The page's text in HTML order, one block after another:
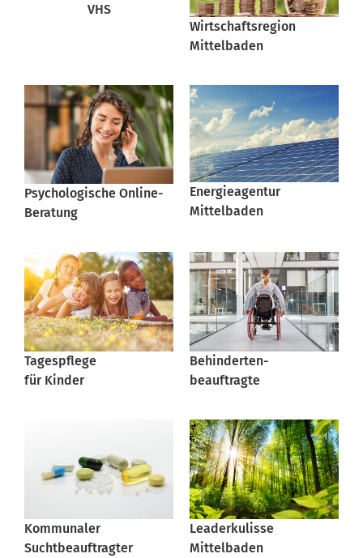
VHS
Wirtschaftsregion
Mittelbaden
Psychologische Online-
Beratung
Energieagentur
Mittelbaden
Tagespflege
für Kinder
Behinderten-
beauftragte
Kommunaler
Suchtbeauftragter
Leaderkulisse
Mittelbaden